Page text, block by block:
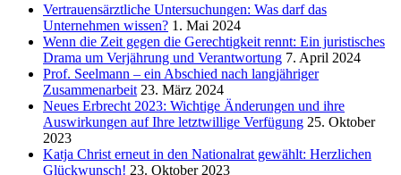
Vertrauensärztliche Untersuchungen: Was darf das
Unternehmen wissen? 1. Mai 2024
Wenn die Zeit gegen die Gerechtigkeit rennt: Ein juristisches
Drama um Verjährung und Verantwortung 7. April 2024
Prof. Seelmann – ein Abschied nach langjähriger
Zusammenarbeit 23. März 2024
Neues Erbrecht 2023: Wichtige Änderungen und ihre
Auswirkungen auf Ihre letztwillige Verfügung 25. Oktober
2023
Katja Christ erneut in den Nationalrat gewählt: Herzlichen
Glückwunsch! 23. Oktober 2023